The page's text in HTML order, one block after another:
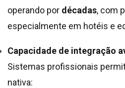
operando por décadas, com
especialmente em hotéis e
Capacidade de integração
Sistemas profissionais
nativa: